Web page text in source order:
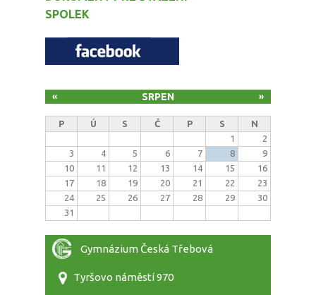
SPOLEK
SRPEN
« »
P Ú S Č P S
N
1
2
3
4 5 6 7 8
9
10
11 12 13 14 15
16
17
18 19 20 21 22
23
24
25 26 27 28 29
30
31
Gymnázium Česká Třebová
Tyršovo náměstí 970